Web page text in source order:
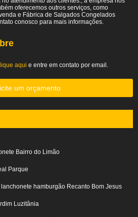
oferecemos outros serviços, como
e Fábrica de Salgados Congelados
conosco para mais informações.
aqui e entre em contato por email.
um orçamento
Bairro do Limão
Parque
hamburgão Recanto Bom Jesus
Luzitânia